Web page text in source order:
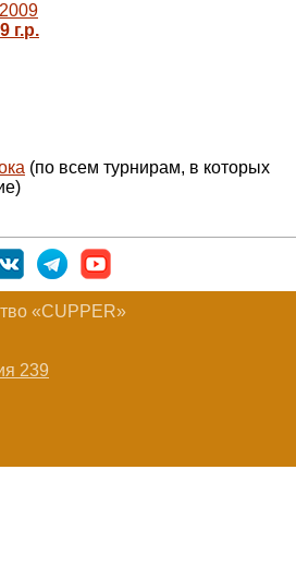
г.р.
(по всем турнирам, в которых
«CUPPER»
239